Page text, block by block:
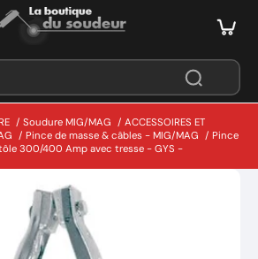
/ Soudure MIG/MAG / ACCESSOIRES ET
/ Pince de masse & câbles - MIG/MAG / Pince
300/400 Amp avec tresse - GYS -